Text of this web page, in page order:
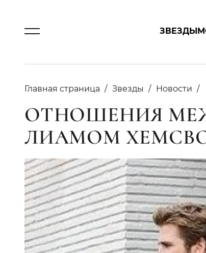
ЗВЕЗДЫ
Главная страница Звезды Новости
ОТНОШЕНИЯ
ЛИАМОМ